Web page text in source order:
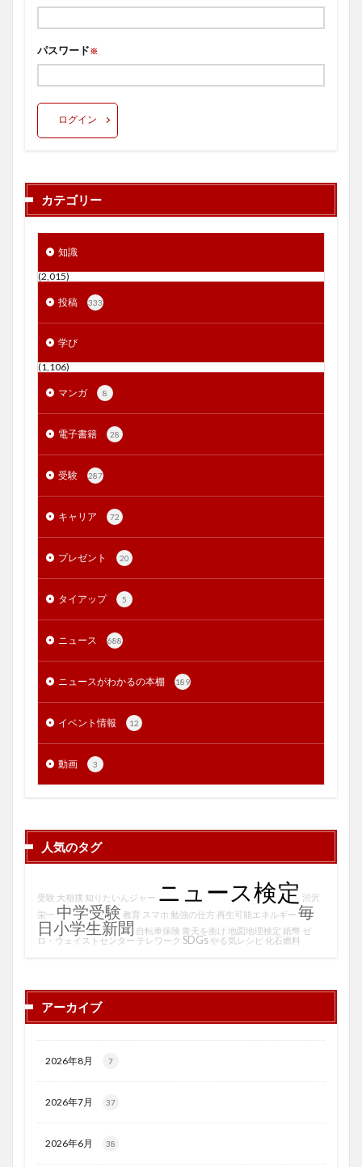
パスワード※
ログイン
カテゴリー
知識
(2,015)
投稿 333
学び
(1,106)
マンガ 8
電子書籍 28
受験 287
キャリア 72
プレゼント 20
タイアップ 5
ニュース 688
ニュースがわかるの本棚 189
イベント情報 12
動画 3
人気のタグ
受験 大相撲 知りたいんジャー ニュース検定 渋沢
栄一 中学受験 教育 スマホ 勉強の仕方 再生可能エネルギー 毎
日小学生新聞 自転車保険 青天を衝け 地図地理検定 紙幣 ゼ
ロ・ウェイストセンター テレワーク SDGs やる気レシピ 化石燃料
アーカイブ
2026年8月 7
2026年7月 37
2026年6月 38